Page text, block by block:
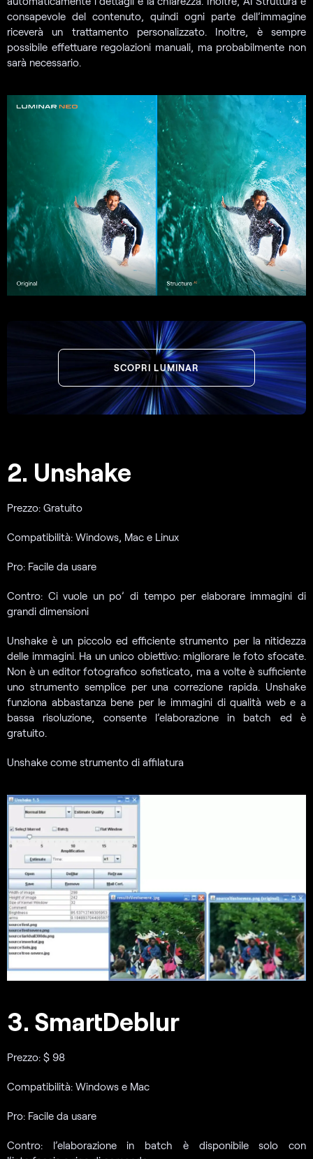
consapevole del contenuto, quindi ogni parte dell’immagine
riceverà un trattamento personalizzato. Inoltre, è sempre
possibile effettuare regolazioni manuali, ma probabilmente non
sarà necessario.
SCOPRI LUMINAR
2. Unshake
Prezzo: Gratuito
Compatibilità: Windows, Mac e Linux
Pro: Facile da usare
Contro: Ci vuole un po’ di tempo per elaborare immagini di
grandi dimensioni
Unshake è un piccolo ed efficiente strumento per la nitidezza
delle immagini. Ha un unico obiettivo: migliorare le foto sfocate.
Non è un editor fotografico sofisticato, ma a volte è sufficiente
uno strumento semplice per una correzione rapida. Unshake
funziona abbastanza bene per le immagini di qualità web e a
bassa risoluzione, consente l’elaborazione in batch ed è
gratuito.
Unshake come strumento di affilatura
3. SmartDeblur
Prezzo: $ 98
Compatibilità: Windows e Mac
Pro: Facile da usare
Contro: l’elaborazione in batch è disponibile solo con